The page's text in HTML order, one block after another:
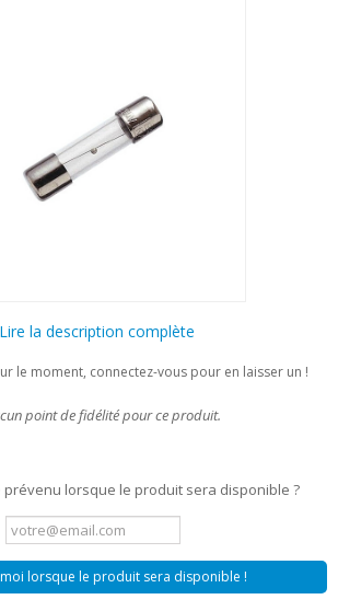
la description complète
le moment, connectez-vous pour en laisser un !
point de fidélité pour ce produit.
lorsque le produit sera disponible ?
lorsque le produit sera disponible !